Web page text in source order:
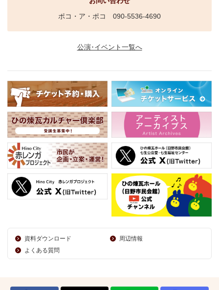
ポコ・ア・ポコ 090-5536-4690
公演･イベント一覧へ
資料ダウンロード
周辺情報
よくある質問